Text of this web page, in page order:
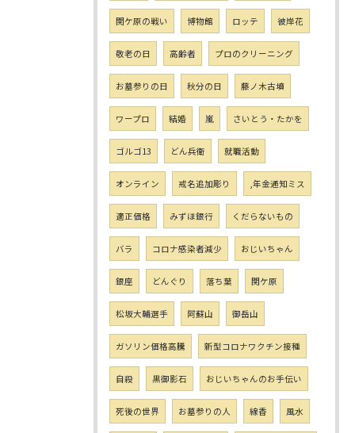
関ケ原の戦い 博物館 ロッテ 彼岸花
敬老の日 高齢者 プロのクリーニング
お墓参りの日 秋分の日 藤ノ木古墳
ワープロ 結婚 嵐 さいとう・たかを
ゴルゴ13 どん兵衛 就職活動
オンライン 戒名追加彫り ,年金通知ミス
適正価格 みずほ銀行 くだらないもの
バラ コロナ感染者減少 おじいちゃん
銀座 どんぐり 落ち葉 関ケ原
松坂大輔選手 阿蘇山 御岳山
ガソリン価格高騰 新型コロナワクチン接種
自殺 黒御影石 おじいちゃんのお手伝い
死後の世界 お墓参りの人 線香 風水